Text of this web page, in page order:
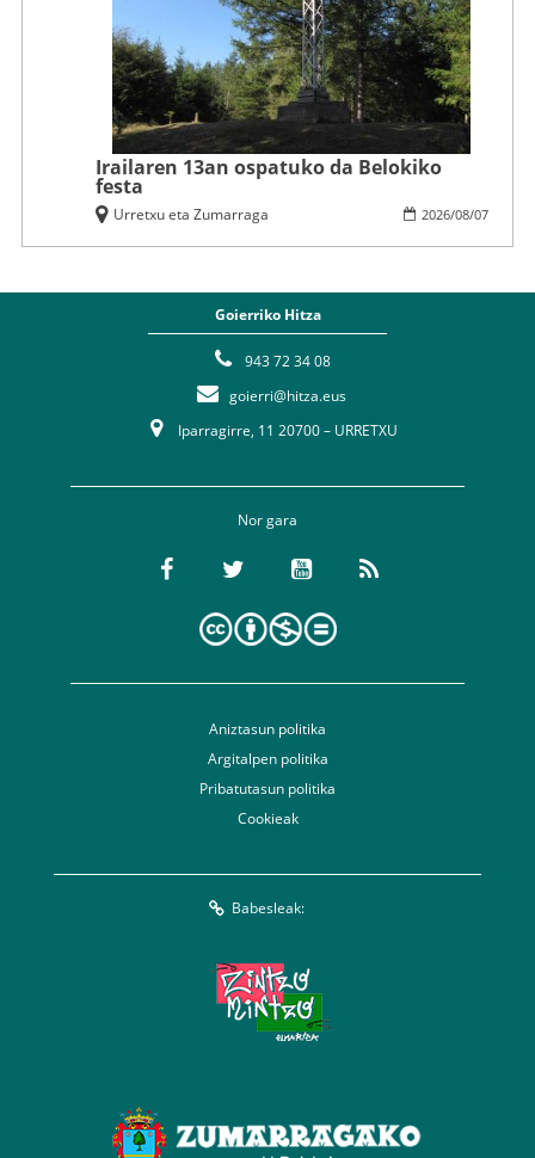
Irailaren 13an ospatuko da Belokiko
festa
2026/08/07
Urretxu eta Zumarraga
Goierriko Hitza
943 72 34 08
goierri@hitza.eus
Iparragirre, 11 20700 – URRETXU
Nor gara
Aniztasun politika
Argitalpen politika
Pribatutasun politika
Cookieak
Babesleak: